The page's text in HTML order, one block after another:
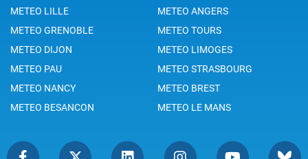
METEO LILLE
METEO ANGERS
METEO GRENOBLE
METEO TOURS
METEO DIJON
METEO LIMOGES
METEO PAU
METEO STRASBOURG
METEO NANCY
METEO BREST
METEO BESANCON
METEO LE MANS